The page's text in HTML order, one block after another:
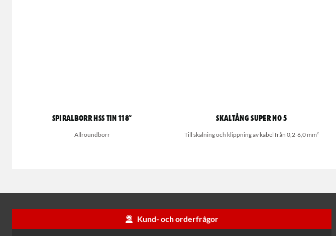
Spiralborr HSS TIN 118°
Allroundborr
Skaltång Super No 5
Till skalning och klippning av kabel från 0,2-6,0 mm²
Kund- och orderfrågor